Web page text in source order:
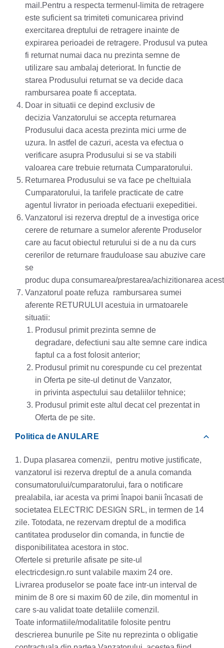
mail.Pentru a respecta termenul-limita de retragere
este suficient sa trimiteti comunicarea privind
exercitarea dreptului de retragere inainte de
expirarea perioadei de retragere. Produsul va putea
fi returnat numai daca nu prezinta semne de
utilizare sau ambalaj deteriorat. In functie de
starea Produsului returnat se va decide daca
rambursarea poate fi acceptata.
Doar in situatii ce depind exclusiv de
decizia Vanzatorului se accepta returnarea
Produsului daca acesta prezinta mici urme de
uzura. In astfel de cazuri, acesta va efectua o
verificare asupra Produsului si se va stabili
valoarea care trebuie returnata Cumparatorului.
Returnarea Produsului se va face pe cheltuiala
Cumparatorului, la tarifele practicate de catre
agentul livrator in perioada efectuarii exepeditiei.
Vanzatorul isi rezerva dreptul de a investiga orice
cerere de returnare a sumelor aferente Produselor
care au facut obiectul returului si de a nu da curs
cererilor de returnare frauduloase sau abuzive care
se
produc dupa consumarea/prestarea/achizitionarea
Vanzatorul poate refuza rambursarea sumei
aferente RETURULUI acestuia in urmatoarele
situatii:
Produsul primit prezinta semne de
degradare, defectiuni sau alte semne care indica
faptul ca a fost folosit anterior;
Produsul primit nu corespunde cu cel prezentat
in Oferta pe site-ul detinut de Vanzator,
in privinta aspectului sau detaliilor tehnice;
Produsul primit este altul decat cel prezentat in
Oferta de pe site.
Politica de ANULARE
1. Dupa plasarea comenzii, pentru motive justificate,
vanzatorul isi rezerva dreptul de a anula comanda
consumatorului/cumparatorului, fara o notificare
prealabila, iar acesta va primi înapoi banii încasati de
societatea ELECTRIC DESIGN SRL, in termen de 14
zile. Totodata, ne rezervam dreptul de a modifica
cantitatea produselor din comanda, in functie de
disponibilitatea acestora in stoc.
Ofertele si preturile afisate pe site-ul
electricdesign.ro sunt valabile maxim 24 ore.
Livrarea produselor se poate face intr-un interval de
minim de 8 ore si maxim 60 de zile, din momentul in
care s-au validat toate detaliile comenziI.
Toate informatiile/modalitatile folosite pentru
descrierea bunurile pe Site nu reprezinta o obligatie